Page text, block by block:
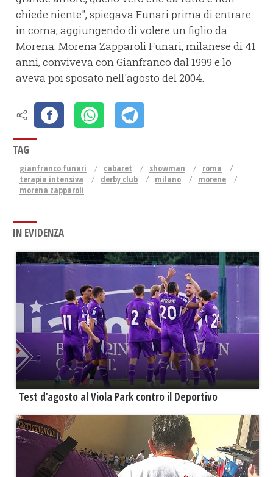
chiede niente", spiegava Funari prima di entrare
in coma, aggiungendo di volere un figlio da
Morena. Morena Zapparoli Funari, milanese di 41
anni, conviveva con Gianfranco dal 1999 e lo
aveva poi sposato nell'agosto del 2004.
TAG
gianfranco funari cabaret showman
roma
terapia intensiva
derby club milano
morene
morena zapparoli
IN EVIDENZA
Test d’agosto al Viola Park contro il Deportivo